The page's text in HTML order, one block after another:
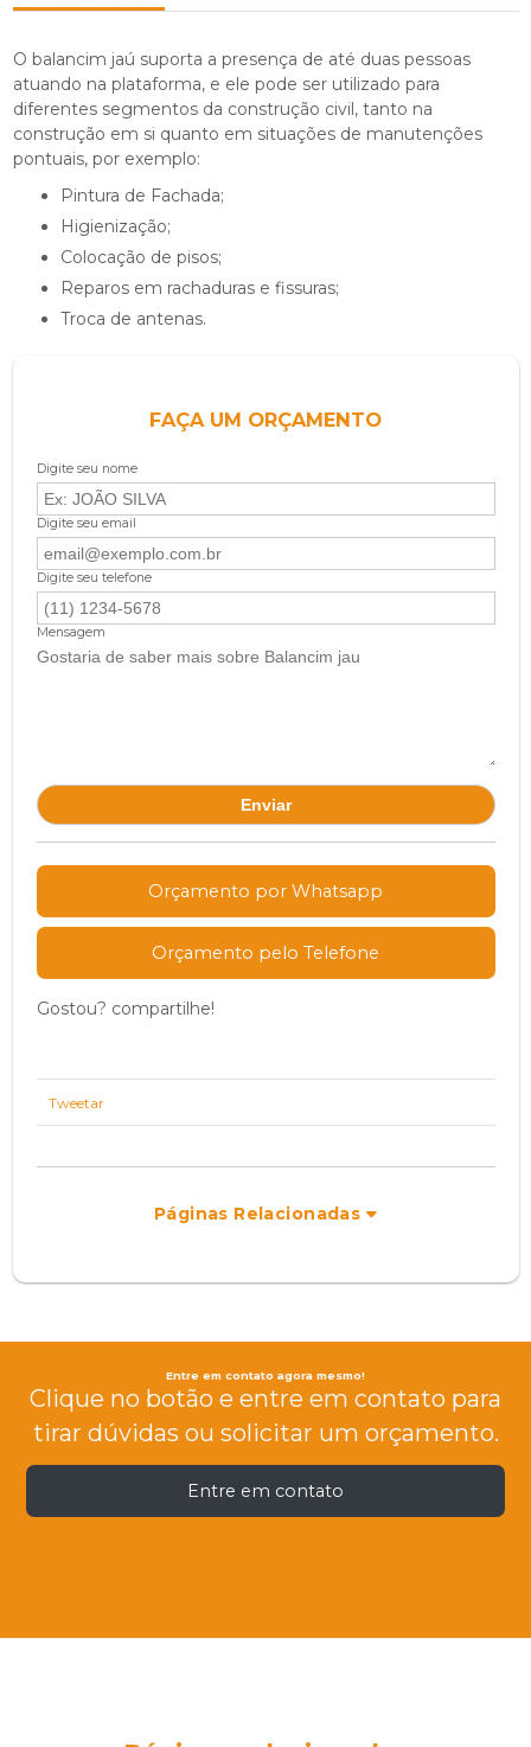
O balancim jaú suporta a presença de até duas pessoas
atuando na plataforma, e ele pode ser utilizado para
diferentes segmentos da construção civil, tanto na
construção em si quanto em situações de manutenções
pontuais, por exemplo:
Pintura de Fachada;
Higienização;
Colocação de pisos;
Reparos em rachaduras e fissuras;
Troca de antenas.
FAÇA UM ORÇAMENTO
Digite seu nome
Digite seu email
Digite seu telefone
Mensagem
Orçamento por Whatsapp
Orçamento pelo Telefone
Gostou? compartilhe!
Tweetar
Páginas Relacionadas
Entre em contato agora mesmo!
Clique no botão e entre em contato para
tirar dúvidas ou solicitar um orçamento.
Entre em contato